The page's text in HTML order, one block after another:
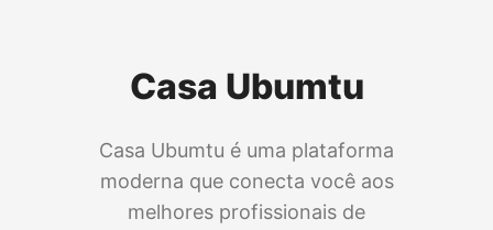
Casa Ubumtu
Casa Ubumtu é uma plataforma
moderna que conecta você aos
melhores profissionais de